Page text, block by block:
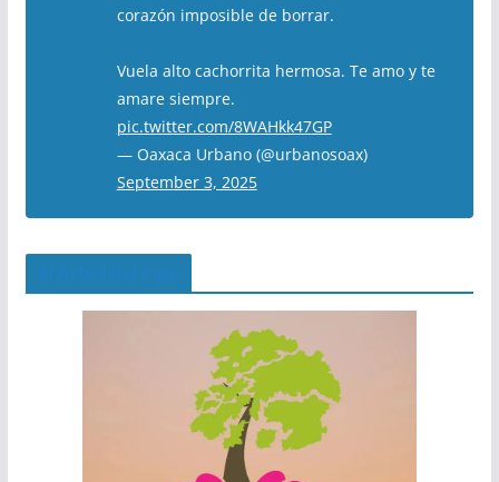
corazón imposible de borrar.
Vuela alto cachorrita hermosa. Te amo y te
amare siempre.
pic.twitter.com/8WAHkk47GP
— Oaxaca Urbano (@urbanosoax)
September 3, 2025